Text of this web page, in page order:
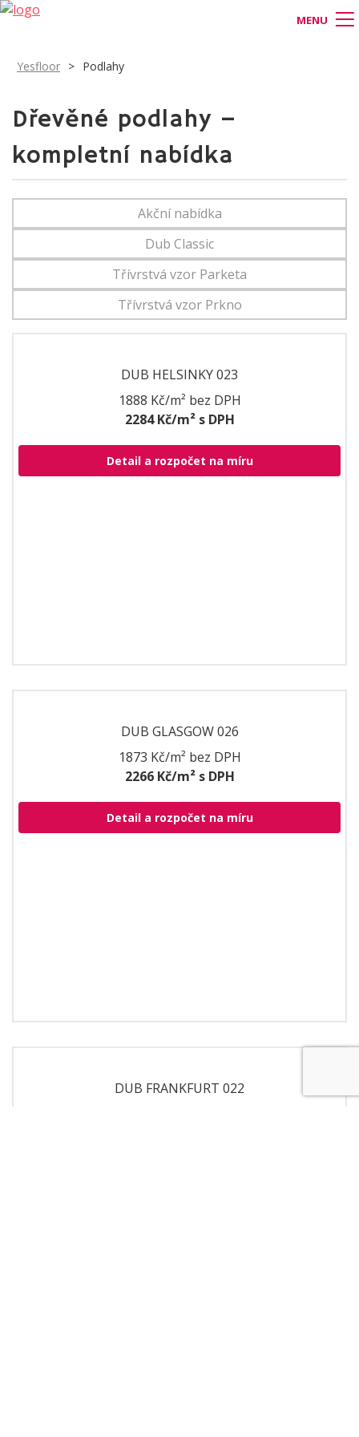
MENU
Yesfloor > Podlahy
Dřevěné podlahy –
kompletní nabídka
Akční nabídka
Dub Classic
Třívrstvá vzor Parketa
Třívrstvá vzor Prkno
DUB HELSINKY 023
1888 Kč/m² bez DPH
2284 Kč/m² s DPH
Detail a rozpočet na míru
DUB GLASGOW 026
1873 Kč/m² bez DPH
2266 Kč/m² s DPH
Detail a rozpočet na míru
DUB FRANKFURT 022